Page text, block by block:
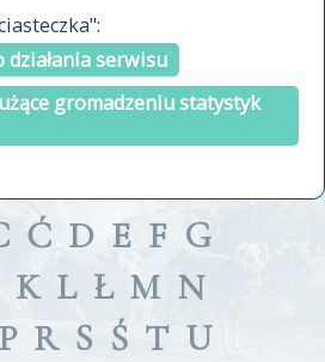
działania serwisu
gromadzeniu statystyk
a tergo
Ć D E F G
K L Ł M N
P R S Ś T U